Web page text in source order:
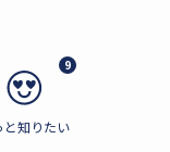
9
と知りたい